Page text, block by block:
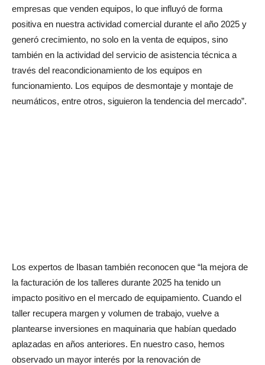
empresas que venden equipos, lo que influyó de forma
positiva en nuestra actividad comercial durante el año 2025 y
generó crecimiento, no solo en la venta de equipos, sino
también en la actividad del servicio de asistencia técnica a
través del reacondicionamiento de los equipos en
funcionamiento. Los equipos de desmontaje y montaje de
neumáticos, entre otros, siguieron la tendencia del mercado”.
Los expertos de Ibasan también reconocen que “la mejora de
la facturación de los talleres durante 2025 ha tenido un
impacto positivo en el mercado de equipamiento. Cuando el
taller recupera margen y volumen de trabajo, vuelve a
plantearse inversiones en maquinaria que habían quedado
aplazadas en años anteriores. En nuestro caso, hemos
observado un mayor interés por la renovación de